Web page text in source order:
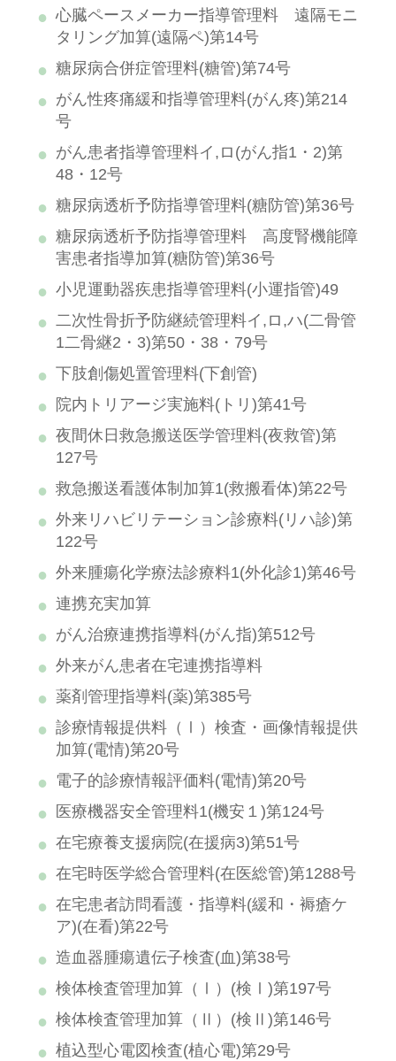
心臓ペースメーカー指導管理料 遠隔モニ
タリング加算(遠隔ペ)第14号
糖尿病合併症管理料(糖管)第74号
がん性疼痛緩和指導管理料(がん疼)第214
号
がん患者指導管理料イ,ロ(がん指1・2)第
48・12号
糖尿病透析予防指導管理料(糖防管)第36号
糖尿病透析予防指導管理料 高度腎機能障
害患者指導加算(糖防管)第36号
小児運動器疾患指導管理料(小運指管)49
二次性骨折予防継続管理料イ,ロ,ハ(二骨管
1二骨継2・3)第50・38・79号
下肢創傷処置管理料(下創管)
院内トリアージ実施料(トリ)第41号
夜間休日救急搬送医学管理料(夜救管)第
127号
救急搬送看護体制加算1(救搬看体)第22号
外来リハビリテーション診療料(リハ診)第
122号
外来腫瘍化学療法診療料1(外化診1)第46号
連携充実加算
がん治療連携指導料(がん指)第512号
外来がん患者在宅連携指導料
薬剤管理指導料(薬)第385号
診療情報提供料（Ⅰ）検査・画像情報提供
加算(電情)第20号
電子的診療情報評価料(電情)第20号
医療機器安全管理料1(機安１)第124号
在宅療養支援病院(在援病3)第51号
在宅時医学総合管理料(在医総管)第1288号
在宅患者訪問看護・指導料(緩和・褥瘡ケ
ア)(在看)第22号
造血器腫瘍遺伝子検査(血)第38号
検体検査管理加算（Ⅰ）(検Ⅰ)第197号
検体検査管理加算（Ⅱ）(検Ⅱ)第146号
植込型心電図検査(植心電)第29号